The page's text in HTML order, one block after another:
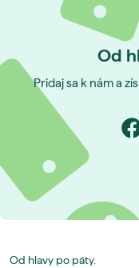
Od
Pridaj sa k nám a
Od hlavy po päty.